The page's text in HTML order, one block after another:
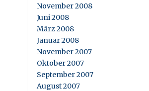
November 2008
Juni 2008
März 2008
Januar 2008
November 2007
Oktober 2007
September 2007
August 2007